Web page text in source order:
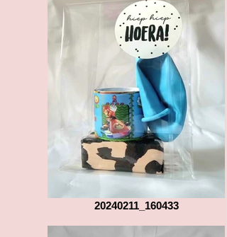
20240211_160433